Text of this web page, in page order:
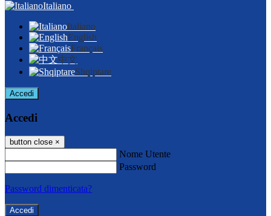
Italiano
Italiano
English
Français
中文
Shqiptare
Accedi
Accedi
button close ×
Nome Utente
Password
Password dimenticata?